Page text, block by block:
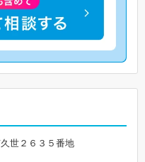
世２６３５番地